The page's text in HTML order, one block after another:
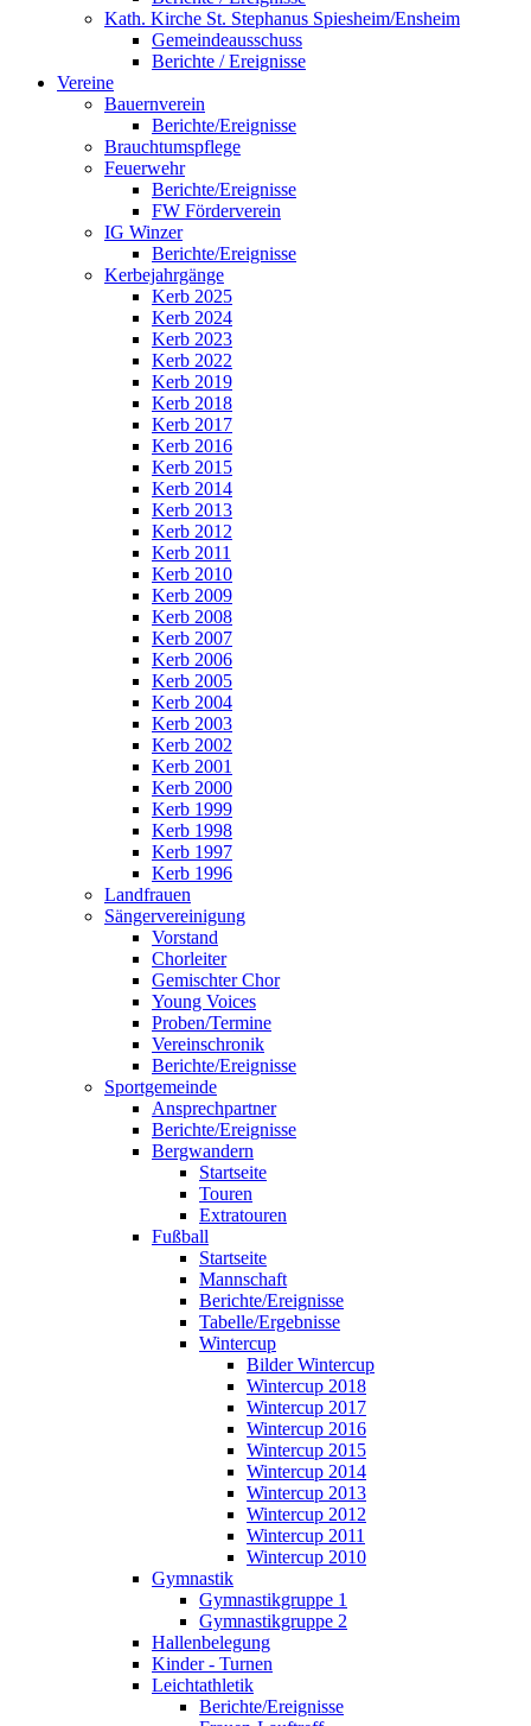
Kath. Kirche St. Stephanus Spiesheim/Ensheim
Gemeindeausschuss
Berichte / Ereignisse
Vereine
Bauernverein
Berichte/Ereignisse
Brauchtumspflege
Feuerwehr
Berichte/Ereignisse
FW Förderverein
IG Winzer
Berichte/Ereignisse
Kerbejahrgänge
Kerb 2025
Kerb 2024
Kerb 2023
Kerb 2022
Kerb 2019
Kerb 2018
Kerb 2017
Kerb 2016
Kerb 2015
Kerb 2014
Kerb 2013
Kerb 2012
Kerb 2011
Kerb 2010
Kerb 2009
Kerb 2008
Kerb 2007
Kerb 2006
Kerb 2005
Kerb 2004
Kerb 2003
Kerb 2002
Kerb 2001
Kerb 2000
Kerb 1999
Kerb 1998
Kerb 1997
Kerb 1996
Landfrauen
Sängervereinigung
Vorstand
Chorleiter
Gemischter Chor
Young Voices
Proben/Termine
Vereinschronik
Berichte/Ereignisse
Sportgemeinde
Ansprechpartner
Berichte/Ereignisse
Bergwandern
Startseite
Touren
Extratouren
Fußball
Startseite
Mannschaft
Berichte/Ereignisse
Tabelle/Ergebnisse
Wintercup
Bilder Wintercup
Wintercup 2018
Wintercup 2017
Wintercup 2016
Wintercup 2015
Wintercup 2014
Wintercup 2013
Wintercup 2012
Wintercup 2011
Wintercup 2010
Gymnastik
Gymnastikgruppe 1
Gymnastikgruppe 2
Hallenbelegung
Kinder - Turnen
Leichtathletik
Berichte/Ereignisse